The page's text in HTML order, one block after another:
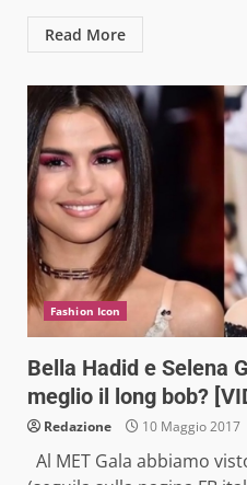
Read More
Fashion Icon
Bella Hadid e Selena
meglio il long bob?
Redazione 10 Maggio 2017
Al MET Gala abbiamo